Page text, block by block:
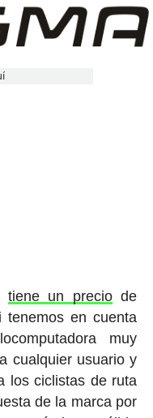
tiene un preciode
tenemos en cuenta
muy
cualquier usuario y
los ciclistas de ruta
de la marca por